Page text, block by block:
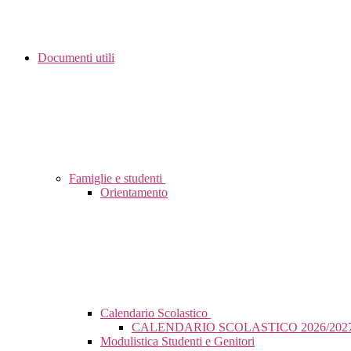
Documenti utili
Famiglie e studenti
Orientamento
Calendario Scolastico
CALENDARIO SCOLASTICO 2026/
Modulistica Studenti e Genitori